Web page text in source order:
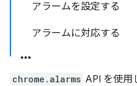
アラームを設定する
アラームに対応する
chrome.alarms API を使用